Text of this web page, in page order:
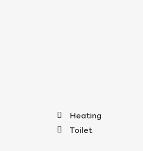
Heating
Toilet